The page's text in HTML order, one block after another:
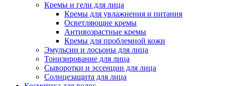
Кремы и гели для лица
Кремы для увлажнения и питания
Осветляющие кремы
Антивозрастные кремы
Кремы для проблемной кожи
Эмульсии и лосьоны для лица
Тонизирование для лица
Сыворотки и эссенции для лица
Солнцезащита для лица